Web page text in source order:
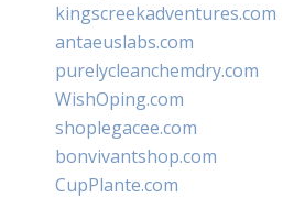
kingscreekadventures.com
antaeuslabs.com
purelycleanchemdry.com
WishOping.com
shoplegacee.com
bonvivantshop.com
CupPlante.com